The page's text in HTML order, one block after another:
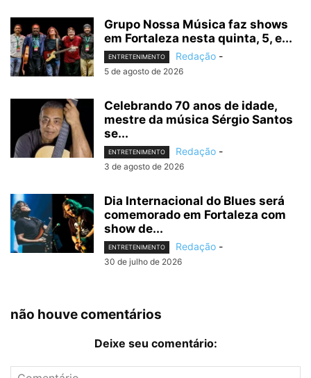
Grupo Nossa Música faz shows
em Fortaleza nesta quinta, 5, e...
ENTRETENIMENTO Redação -
5 de agosto de 2026
Celebrando 70 anos de idade,
mestre da música Sérgio Santos
se...
ENTRETENIMENTO Redação -
3 de agosto de 2026
Dia Internacional do Blues será
comemorado em Fortaleza com
show de...
ENTRETENIMENTO Redação -
30 de julho de 2026
não houve comentários
Deixe seu comentário: